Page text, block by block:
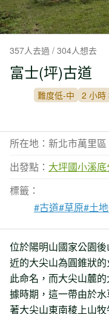
357人去過 / 304人想去
富士(坪)古道
難度低-中 2 小時
所在地：新北市萬里區
出發點： 大坪國小溪
標籤：
#古道#草原#土
位於陽明山國家公園
近的大尖山為圓錐狀
此命名，而大尖山麓
據時期，這一帶由於
著大尖山東南稜上山